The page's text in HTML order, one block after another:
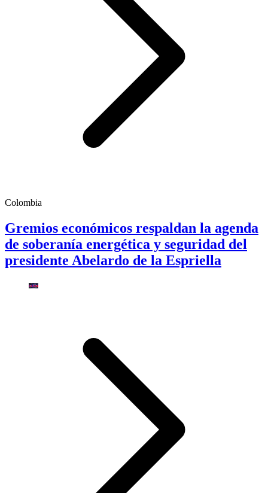
Colombia
Gremios económicos respaldan la agenda
de soberanía energética y seguridad del
presidente Abelardo de la Espriella